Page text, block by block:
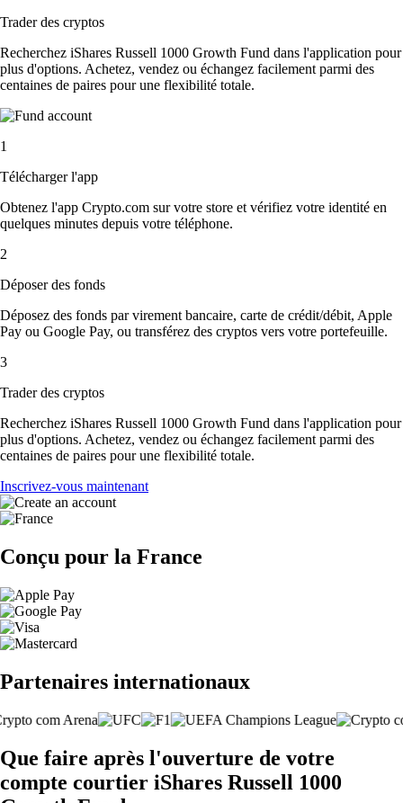
Trader des cryptos
Recherchez iShares Russell 1000 Growth Fund dans l'application pour
plus d'options. Achetez, vendez ou échangez facilement parmi des
centaines de paires pour une flexibilité totale.
1
Télécharger l'app
Obtenez l'app Crypto.com sur votre store et vérifiez votre identité en
quelques minutes depuis votre téléphone.
2
Déposer des fonds
Déposez des fonds par virement bancaire, carte de crédit/débit, Apple
Pay ou Google Pay, ou transférez des cryptos vers votre portefeuille.
3
Trader des cryptos
Recherchez iShares Russell 1000 Growth Fund dans l'application pour
plus d'options. Achetez, vendez ou échangez facilement parmi des
centaines de paires pour une flexibilité totale.
Inscrivez-vous maintenant
Conçu pour la France
Partenaires internationaux
Que faire après l'ouverture de votre
compte courtier iShares Russell 1000